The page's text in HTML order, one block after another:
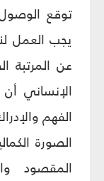
توقع
يجب العمل
عن المرتبة
الإنساني أن
الفهم
الصورة
المقصود